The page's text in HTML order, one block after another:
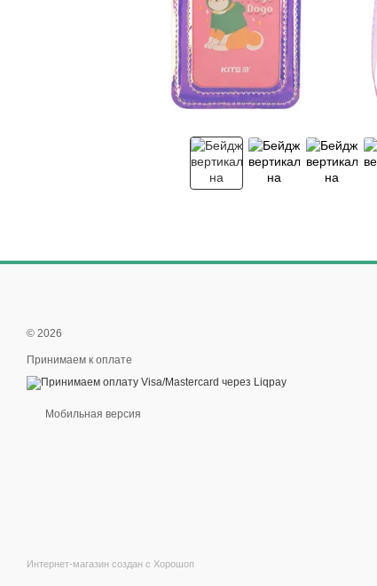
© 2026
Принимаем к оплате
Мобильная версия
Интернет-магазин создан с Хорошоп